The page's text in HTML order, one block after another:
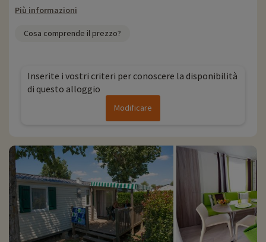
Più informazioni
Cosa comprende il prezzo?
Inserite i vostri criteri per conoscere la disponibilità
di questo alloggio
Modificare